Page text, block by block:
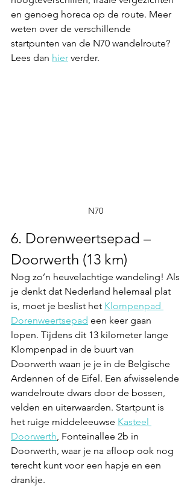
en genoeg horeca op de route. Meer
weten over de verschillende
startpunten van de N70 wandelroute?
Lees dan hier verder.
N70
6. Dorenweertsepad –
Doorwerth (13 km)
Nog zo’n heuvelachtige wandeling! Als
je denkt dat Nederland helemaal plat
is, moet je beslist het Klompenpad
Dorenweertsepad een keer gaan
lopen. Tijdens dit 13 kilometer lange
Klompenpad in de buurt van
Doorwerth waan je je in de Belgische
Ardennen of de Eifel. Een afwisselende
wandelroute dwars door de bossen,
velden en uiterwaarden. Startpunt is
het ruige middeleeuwse Kasteel
Doorwerth, Fonteinallee 2b in
Doorwerth, waar je na afloop ook nog
terecht kunt voor een hapje en een
drankje.